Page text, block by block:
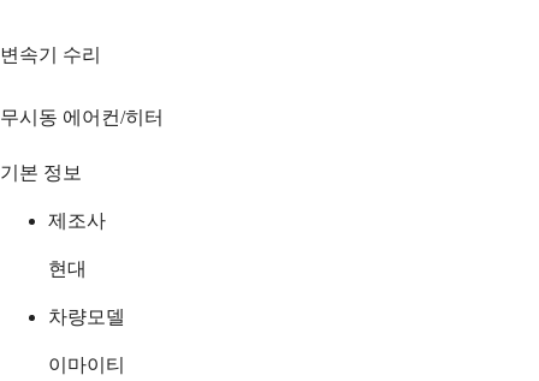
변속기 수리
무시동 에어컨/히터
기본 정보
제조사
현대
차량모델
이마이티